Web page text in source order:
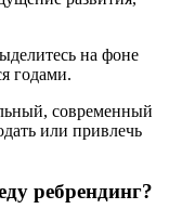
на фоне
годами.
современный
или привлечь
ребрендинг?